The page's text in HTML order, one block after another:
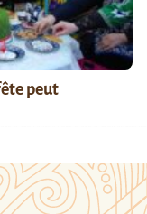
peut